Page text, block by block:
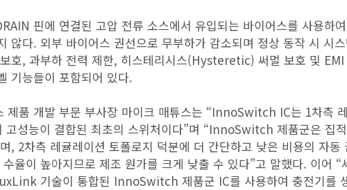
핀에 연결된 고압 전류 소스에서 유입되는 바이어스를 사용하
않다. 외부 바이어스 권선으로 무부하가 감소되며 정상 동작 시 시
호, 과부하 전력 제한, 히스테리시스(Hysteretic) 써멀 보호 및
기능들이 포함되어 있다.
제품 개발 부문 부사장 마이크 매튜스는 “InnoSwitch IC는 1차측
고성능이 결합된 최초의 스위처이다”며 “InnoSwitch 제품군은 집
, 2차측 레귤레이션 토폴로지 덕분에 더 간단하고 낮은 비용의 자동
율이 높아지므로 제조 원가를 크게 낮출 수 있다”고 말했다. 이어
기술이 통합된 InnoSwitch 제품군 IC를 사용하여 충전기를